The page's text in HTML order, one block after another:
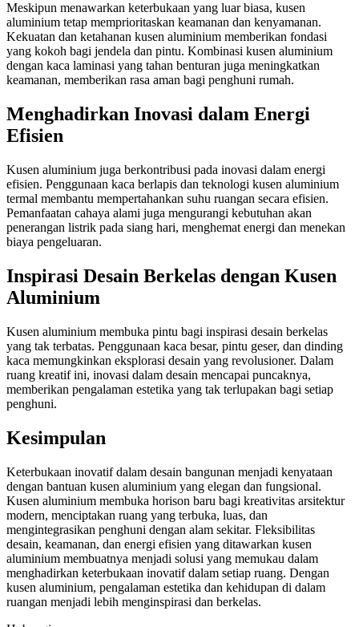
Meskipun menawarkan keterbukaan yang luar biasa, kusen
aluminium tetap memprioritaskan keamanan dan kenyamanan.
Kekuatan dan ketahanan kusen aluminium memberikan fondasi
yang kokoh bagi jendela dan pintu. Kombinasi kusen aluminium
dengan kaca laminasi yang tahan benturan juga meningkatkan
keamanan, memberikan rasa aman bagi penghuni rumah.
Menghadirkan Inovasi dalam Energi
Efisien
Kusen aluminium juga berkontribusi pada inovasi dalam energi
efisien. Penggunaan kaca berlapis dan teknologi kusen aluminium
termal membantu mempertahankan suhu ruangan secara efisien.
Pemanfaatan cahaya alami juga mengurangi kebutuhan akan
penerangan listrik pada siang hari, menghemat energi dan menekan
biaya pengeluaran.
Inspirasi Desain Berkelas dengan Kusen
Aluminium
Kusen aluminium membuka pintu bagi inspirasi desain berkelas
yang tak terbatas. Penggunaan kaca besar, pintu geser, dan dinding
kaca memungkinkan eksplorasi desain yang revolusioner. Dalam
ruang kreatif ini, inovasi dalam desain mencapai puncaknya,
memberikan pengalaman estetika yang tak terlupakan bagi setiap
penghuni.
Kesimpulan
Keterbukaan inovatif dalam desain bangunan menjadi kenyataan
dengan bantuan kusen aluminium yang elegan dan fungsional.
Kusen aluminium membuka horison baru bagi kreativitas arsitektur
modern, menciptakan ruang yang terbuka, luas, dan
mengintegrasikan penghuni dengan alam sekitar. Fleksibilitas
desain, keamanan, dan energi efisien yang ditawarkan kusen
aluminium membuatnya menjadi solusi yang memukau dalam
menghadirkan keterbukaan inovatif dalam setiap ruang. Dengan
kusen aluminium, pengalaman estetika dan kehidupan di dalam
ruangan menjadi lebih menginspirasi dan berkelas.